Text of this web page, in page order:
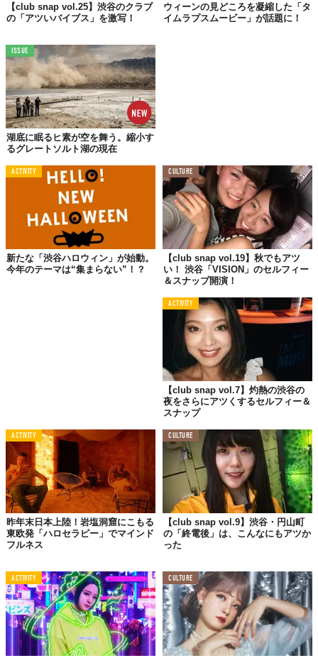
【club snap vol.25】渋谷のクラブ
の「アツいバイブス」を激写！
ウィーンの見どころを凝縮した「タ
イムラプスムービー」が話題に！
ISSUE
湖底に眠るヒ素が空を舞う。縮小す
るグレートソルト湖の現在
ACTIVITY
新たな「渋谷ハロウィン」が始動。
今年のテーマは“集まらない”！？
CULTURE
【club snap vol.19】秋でもアツ
い！ 渋谷「VISION」のセルフィー
＆スナップ開演！
ACTIVITY
【club snap vol.7】灼熱の渋谷の
夜をさらにアツくするセルフィー＆
スナップ
ACTIVITY
昨年末日本上陸！岩塩洞窟にこもる
東欧発「ハロセラピー」でマインド
フルネス
CULTURE
【club snap vol.9】渋谷・円山町
の「終電後」は、こんなにもアツか
った
ACTIVITY CULTURE